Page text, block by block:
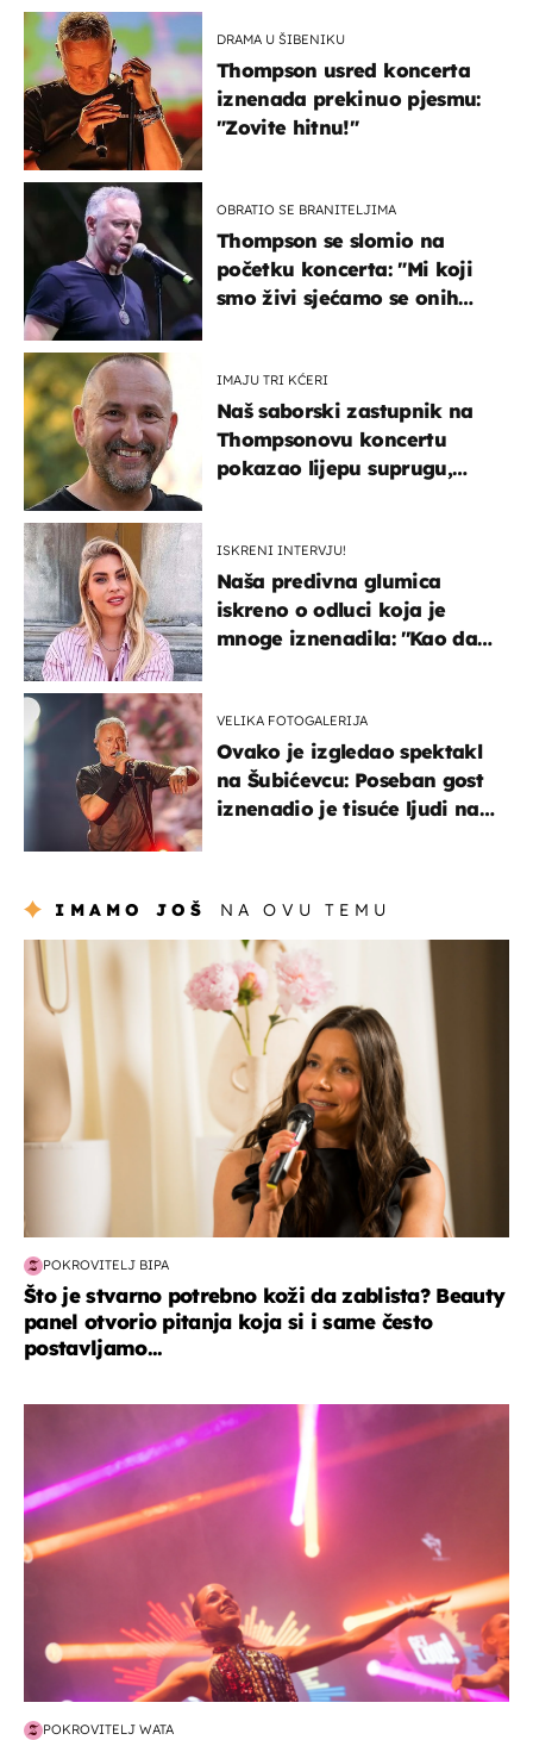
DRAMA U ŠIBENIKU
Thompson usred koncerta
iznenada prekinuo pjesmu:
"Zovite hitnu!"
OBRATIO SE BRANITELJIMA
Thompson se slomio na
početku koncerta: "Mi koji
smo živi sjećamo se onih
IMAJU TRI KĆERI
Naš saborski zastupnik na
Thompsonovu koncertu
pokazao lijepu suprugu,
ISKRENI INTERVJU!
Naša predivna glumica
iskreno o odluci koja je
mnoge iznenadila: ''Kao da
VELIKA FOTOGALERIJA
Ovako je izgledao spektakl
na Šubićevcu: Poseban gost
iznenadio je tisuće ljudi na
IMAMO JOŠ NA OVU TEMU
moda & ljepota
POKROVITELJ BIPA
Što je stvarno potrebno koži da zablista? Beauty
panel otvorio pitanja koja si i same često
postavljamo...
POKROVITELJ WATA